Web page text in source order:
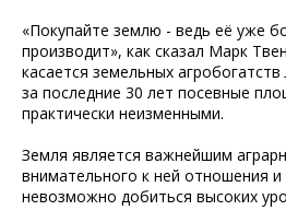
«Покупайте землю - ведь её уже
производит», как сказал Марк
касается земельных
за последние 30 лет посевные
практически неизменными.
Земля является важнейшим
внимательного к ней отношения
невозможно добиться высоких